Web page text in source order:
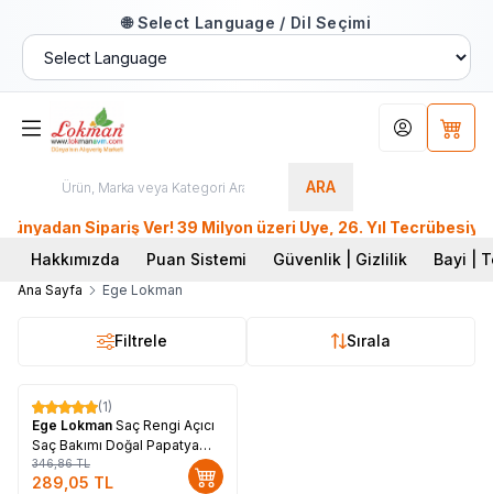
🌐 Select Language / Dil Seçimi
ARA
Hesabım
Sipariş Ver! 39 Milyon üzeri Üye, 26. Yıl
Hakkımızda
Puan Sistemi Güvenlik | Gizlilik Bayi |
Ana Sayfa Ege Lokman
Filtrele Sırala
%17
(1)
Ege Lokman Saç Rengi Açıcı
Saç Bakımı Doğal Papatya
Saf Suyu 100 ML Spreyli Cam
Şişe
346,86TL
289,05 TL